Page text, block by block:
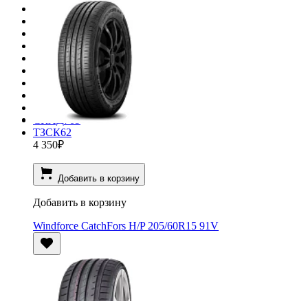
Vorsteiner1
Vossen1
Wheels UP76
X-trike250
Вектор30
Евразиа14
Евразиа ТАПО1
411
709
ТЗСК62
4 350₽
Добавить в корзину
Добавить в корзину
Windforce CatchFors H/P 205/60R15 91V